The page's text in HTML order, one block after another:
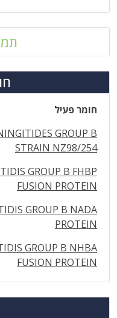
חומר פעיל
GROUP B
STRAIN NZ98/254
GROUP B FHBP
FUSION PROTEIN
GROUP B NADA
PROTEIN
GROUP B NHBA
FUSION PROTEIN